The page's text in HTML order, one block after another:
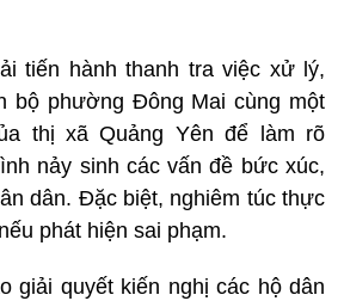
tiến hành thanh tra việc xử lý,
bộ phường Đông Mai cùng một
thị xã Quảng Yên để làm rõ
nảy sinh các vấn đề bức xúc,
dân. Đặc biệt, nghiêm túc thực
phát hiện sai phạm.
giải quyết kiến nghị các hộ dân